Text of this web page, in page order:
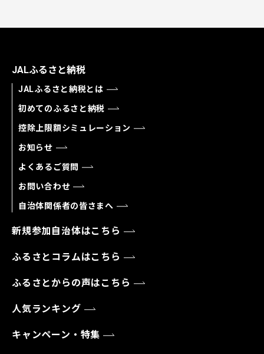
JALふるさと納税
JALふるさと納税とは
初めてのふるさと納税
控除上限額シミュレーション
お知らせ
よくあるご質問
お問い合わせ
自治体関係者の皆さまへ
新規参加自治体はこちら
ふるさとコラムはこちら
ふるさとからの声はこちら
人気ランキング
キャンペーン・特集